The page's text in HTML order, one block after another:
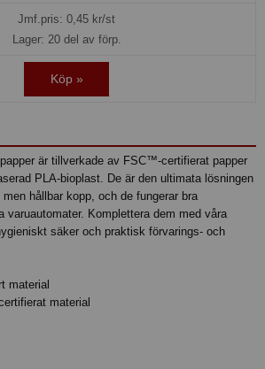
Jmf.pris: 0,45 kr/st
Lager: 20 del av förp.
Köp »
är tillverkade av FSC™-certifierat papper
PLA-bioplast. De är den ultimata lösningen
hållbar kopp, och de fungerar bra
varuautomater. Komplettera dem med våra
säker och praktisk förvarings- och
material
material